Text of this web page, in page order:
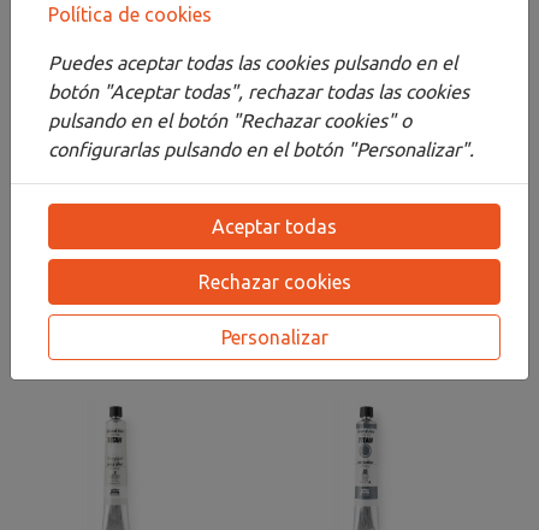
Detalles
Adjuntos
Opiniones
¡Este producto no tiene descripción!
RELACIONADOS
Política de cookies
Puedes aceptar todas las cookies pulsando en el
botón "Aceptar todas", rechazar todas las cookies
pulsando en el botón "Rechazar cookies" o
configurarlas pulsando en el botón "Personalizar".
Aceptar todas
Rechazar cookies
Personalizar